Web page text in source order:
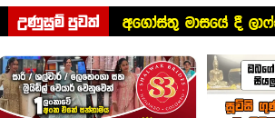
උණුසුම් පුවත් අගෝස්තු මාසයේ දී